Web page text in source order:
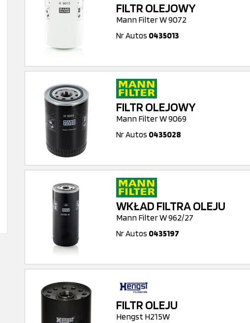
FILTR OLEJOWY
Mann Filter W 9072
Nr Autos 0435013
FILTR OLEJOWY
Mann Filter W 9069
Nr Autos 0435028
WKŁAD FILTRA OLEJU
Mann Filter W 962/27
Nr Autos 0435197
FILTR OLEJU
Hengst H215W